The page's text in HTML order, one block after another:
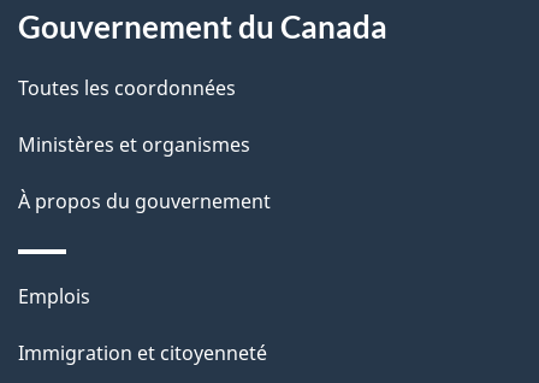
a
g
e
a
t
i
n
s
u
r
c
Gouvernement du Canada
Toutes les coordonnées
Ministères et organismes
À propos du gouvernement
Thèmes
sujets
Emplois
Immigration et citoyenneté